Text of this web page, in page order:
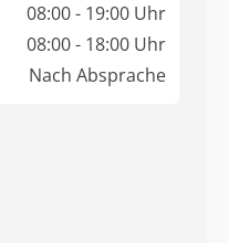
08:00 - 19:00 Uhr
08:00 - 18:00 Uhr
Nach Absprache